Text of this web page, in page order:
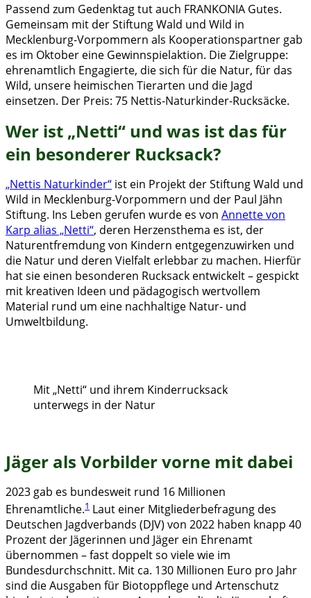
Passend zum Gedenktag tut auch FRANKONIA Gutes.
Gemeinsam mit der Stiftung Wald und Wild in
Mecklenburg-Vorpommern als Kooperationspartner gab
es im Oktober eine Gewinnspielaktion. Die Zielgruppe:
ehrenamtlich Engagierte, die sich für die Natur, für das
Wild, unsere heimischen Tierarten und die Jagd
einsetzen. Der Preis: 75 Nettis-Naturkinder-Rucksäcke.
Wer ist „Netti“ und was ist das für
ein besonderer Rucksack?
„Nettis Naturkinder“ ist ein Projekt der Stiftung Wald und
Wild in Mecklenburg-Vorpommern und der Paul Jähn
Stiftung. Ins Leben gerufen wurde es von Annette von
Karp alias „Netti“, deren Herzensthema es ist, der
Naturentfremdung von Kindern entgegenzuwirken und
die Natur und deren Vielfalt erlebbar zu machen. Hierfür
hat sie einen besonderen Rucksack entwickelt – gespickt
mit kreativen Ideen und pädagogisch wertvollem
Material rund um eine nachhaltige Natur- und
Umweltbildung.
Mit „Netti“ und ihrem Kinderrucksack
unterwegs in der Natur
Jäger als Vorbilder vorne mit dabei
2023 gab es bundesweit rund 16 Millionen
Ehrenamtliche.1 Laut einer Mitgliederbefragung des
Deutschen Jagdverbands (DJV) von 2022 haben knapp 40
Prozent der Jägerinnen und Jäger ein Ehrenamt
übernommen – fast doppelt so viele wie im
Bundesdurchschnitt. Mit ca. 130 Millionen Euro pro Jahr
sind die Ausgaben für Biotoppflege und Artenschutz